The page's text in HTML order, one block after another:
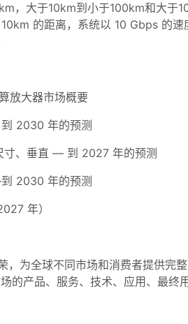
，大于10km到小于100km和大于
的距离，系统以 10 Gbps 的速
放大器市场概要
2030 年的预测
寸、垂直 — 到 2027 年的预测
2030 年的预测
年）
为全球不同市场和消费者提供完
的产品、服务、技术、应用、最终